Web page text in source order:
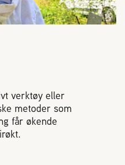
verktøy eller
metoder som
får økende